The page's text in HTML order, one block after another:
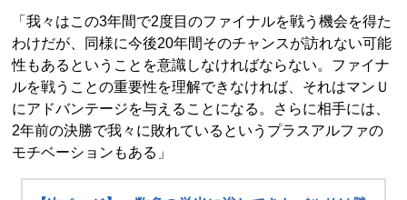
「我々はこの3年間で2度目のファイナルを戦う機会を得た
わけだが、同様に今後20年間そのチャンスが訪れない可能
性もあるということを意識しなければならない。ファイナ
ルを戦うことの重要性を理解できなければ、それはマンＵ
にアドバンテージを与えることになる。さらに相手には、
2年前の決勝で我々に敗れているというプラスアルファの
モチベーションもある」